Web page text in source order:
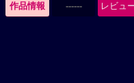
作品情報 ------ レビュ